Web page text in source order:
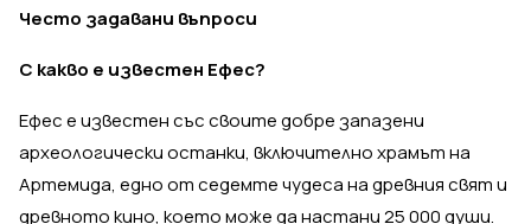
Често задавани въпроси
С какво е известен Ефес?
Ефес е известен със своите добре запазени
археологически останки, включително храмът на
Артемида, едно от седемте чудеса на древния свят и
древното кино, което може да настани 25 000 души.